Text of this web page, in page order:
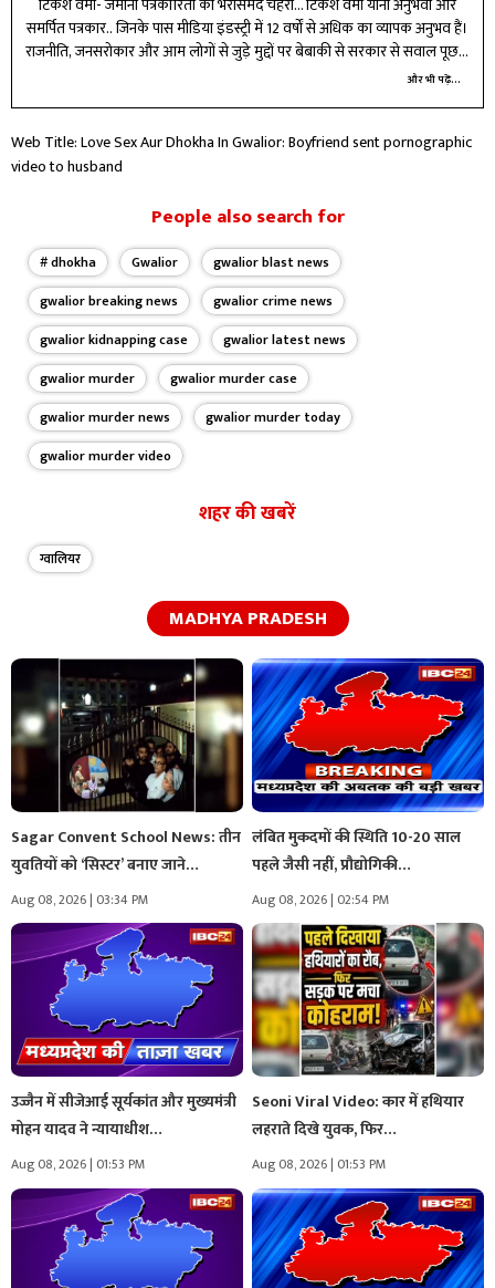
समर्पित पत्रकार.. जिनके पास मीडिया इंडस्ट्री में 12 वर्षों से अधिक का व्यापक अनुभव हैं।
राजनीति, जनसरोकार और आम लोगों से जुड़े मुद्दों पर बेबाकी से सरकार से सवाल पूछता
हूं। पेशेवर पत्रकारिता के अलावा फिल्में देखना, क्रिकेट खेलना और किताबें पढ़ना मुझे
और भी पढ़ें...
Web Title: Love Sex Aur Dhokha In Gwalior: Boyfriend sent pornographic
video to husband
People also search for
# dhokha Gwalior
gwalior blast news
gwalior breaking news
gwalior crime news
gwalior kidnapping case
gwalior latest news
gwalior murder
gwalior murder case
gwalior murder news
gwalior murder today
gwalior murder video
शहर की खबरें
ग्वालियर
MADHYA PRADESH
Sagar Convent School News: तीन
युवतियों को ‘सिस्टर’ बनाए जाने…
Aug 08, 2026 | 03:34 PM
लंबित मुकदमों की स्थिति 10-20 साल
पहले जैसी नहीं, प्रौद्योगिकी…
Aug 08, 2026 | 02:54 PM
उज्जैन में सीजेआई सूर्यकांत और मुख्यमंत्री
मोहन यादव ने न्यायाधीश…
Aug 08, 2026 | 01:53 PM
Seoni Viral Video: कार में हथियार
लहराते दिखे युवक, फिर…
Aug 08, 2026 | 01:53 PM